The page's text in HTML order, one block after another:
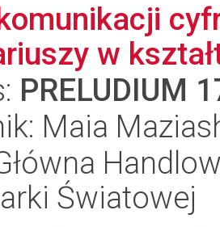
w
PRELUDIUM
Maia
Światowej